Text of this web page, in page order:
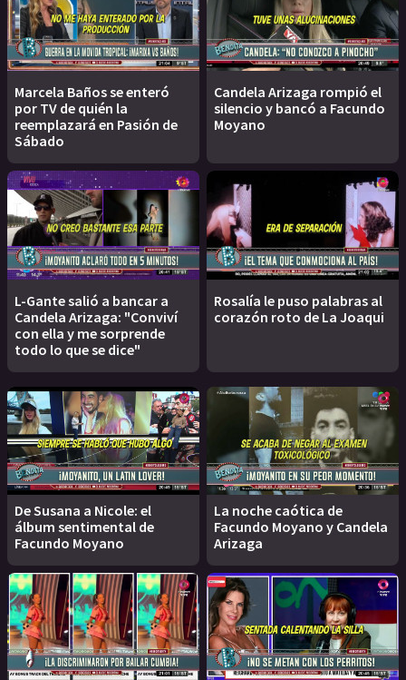
Marcela Baños se enteró
por TV de quién la
reemplazará en Pasión de
Sábado
Candela Arizaga rompió el
silencio y bancó a Facundo
Moyano
L-Gante salió a bancar a
Candela Arizaga: "Conviví
con ella y me sorprende
todo lo que se dice"
Rosalía le puso palabras al
corazón roto de La Joaqui
De Susana a Nicole: el
álbum sentimental de
Facundo Moyano
La noche caótica de
Facundo Moyano y Candela
Arizaga